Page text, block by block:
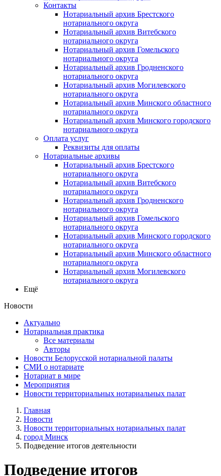
Контакты
Нотариальный архив Брестского
нотариального округа
Нотариальный архив Витебского
нотариального округа
Нотариальный архив Гомельского
нотариального округа
Нотариальный архив Гродненского
нотариального округа
Нотариальный архив Могилевского
нотариального округа
Нотариальный архив Минского областного
нотариального округа
Нотариальный архив Минского городского
нотариального округа
Оплата услуг
Реквизиты для оплаты
Нотариальные архивы
Нотариальный архив Брестского
нотариального округа
Нотариальный архив Витебского
нотариального округа
Нотариальный архив Гродненского
нотариального округа
Нотариальный архив Гомельского
нотариального округа
Нотариальный архив Минского городского
нотариального округа
Нотариальный архив Минского областного
нотариального округа
Нотариальный архив Могилевского
нотариального округа
Ещё
Новости
Актуально
Нотариальная практика
Все материалы
Авторы
Новости Белорусской нотариальной палаты
СМИ о нотариате
Нотариат в мире
Мероприятия
Новости территориальных нотариальных палат
Главная
Новости
Новости территориальных нотариальных палат
город Минск
Подведение итогов деятельности
Подведение итогов